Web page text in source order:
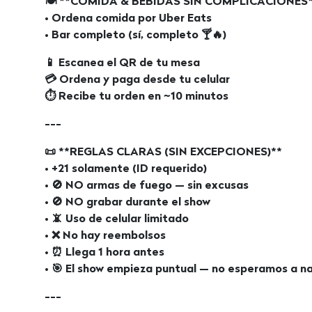
• Ordena comida por Uber Eats
• Bar completo (sí, completo 🍸🔥)
📱 Escanea el QR de tu mesa
💳 Ordena y paga desde tu celular
⏱️ Recibe tu orden en ~10 minutos
---
📜 **REGLAS CLARAS (SIN EXCEPCIONES)**
• +21 solamente (ID requerido)
• 🚫 NO armas de fuego — sin excusas
• 🚫 NO grabar durante el show
• 📵 Uso de celular limitado
• ❌ No hay reembolsos
• ⏰ Llega 1 hora antes
• 🎯 El show empieza puntual — no esperamos a
---